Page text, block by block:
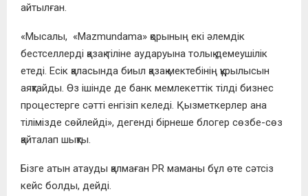
айтылған.
«Мысалы, «Mazmundama» қорының екі әлемдік
бестселлерді қазақ тіліне аударуына толық демеушілік
етеді. Есік қаласында биыл қазақ мектебінің құрылысын
аяқтайды. Өз ішінде де банк мемлекеттік тілді бизнес
процестерге сәтті енгізіп келеді. Қызметкерлер ана
тілімізде сөйлейді», дегенді бірнеше блогер сөзбе-сөз
қайталап шықты.
Бізге атын атауды қалмаған PR маманы бұл өте сәтсіз
кейс болды, дейді.